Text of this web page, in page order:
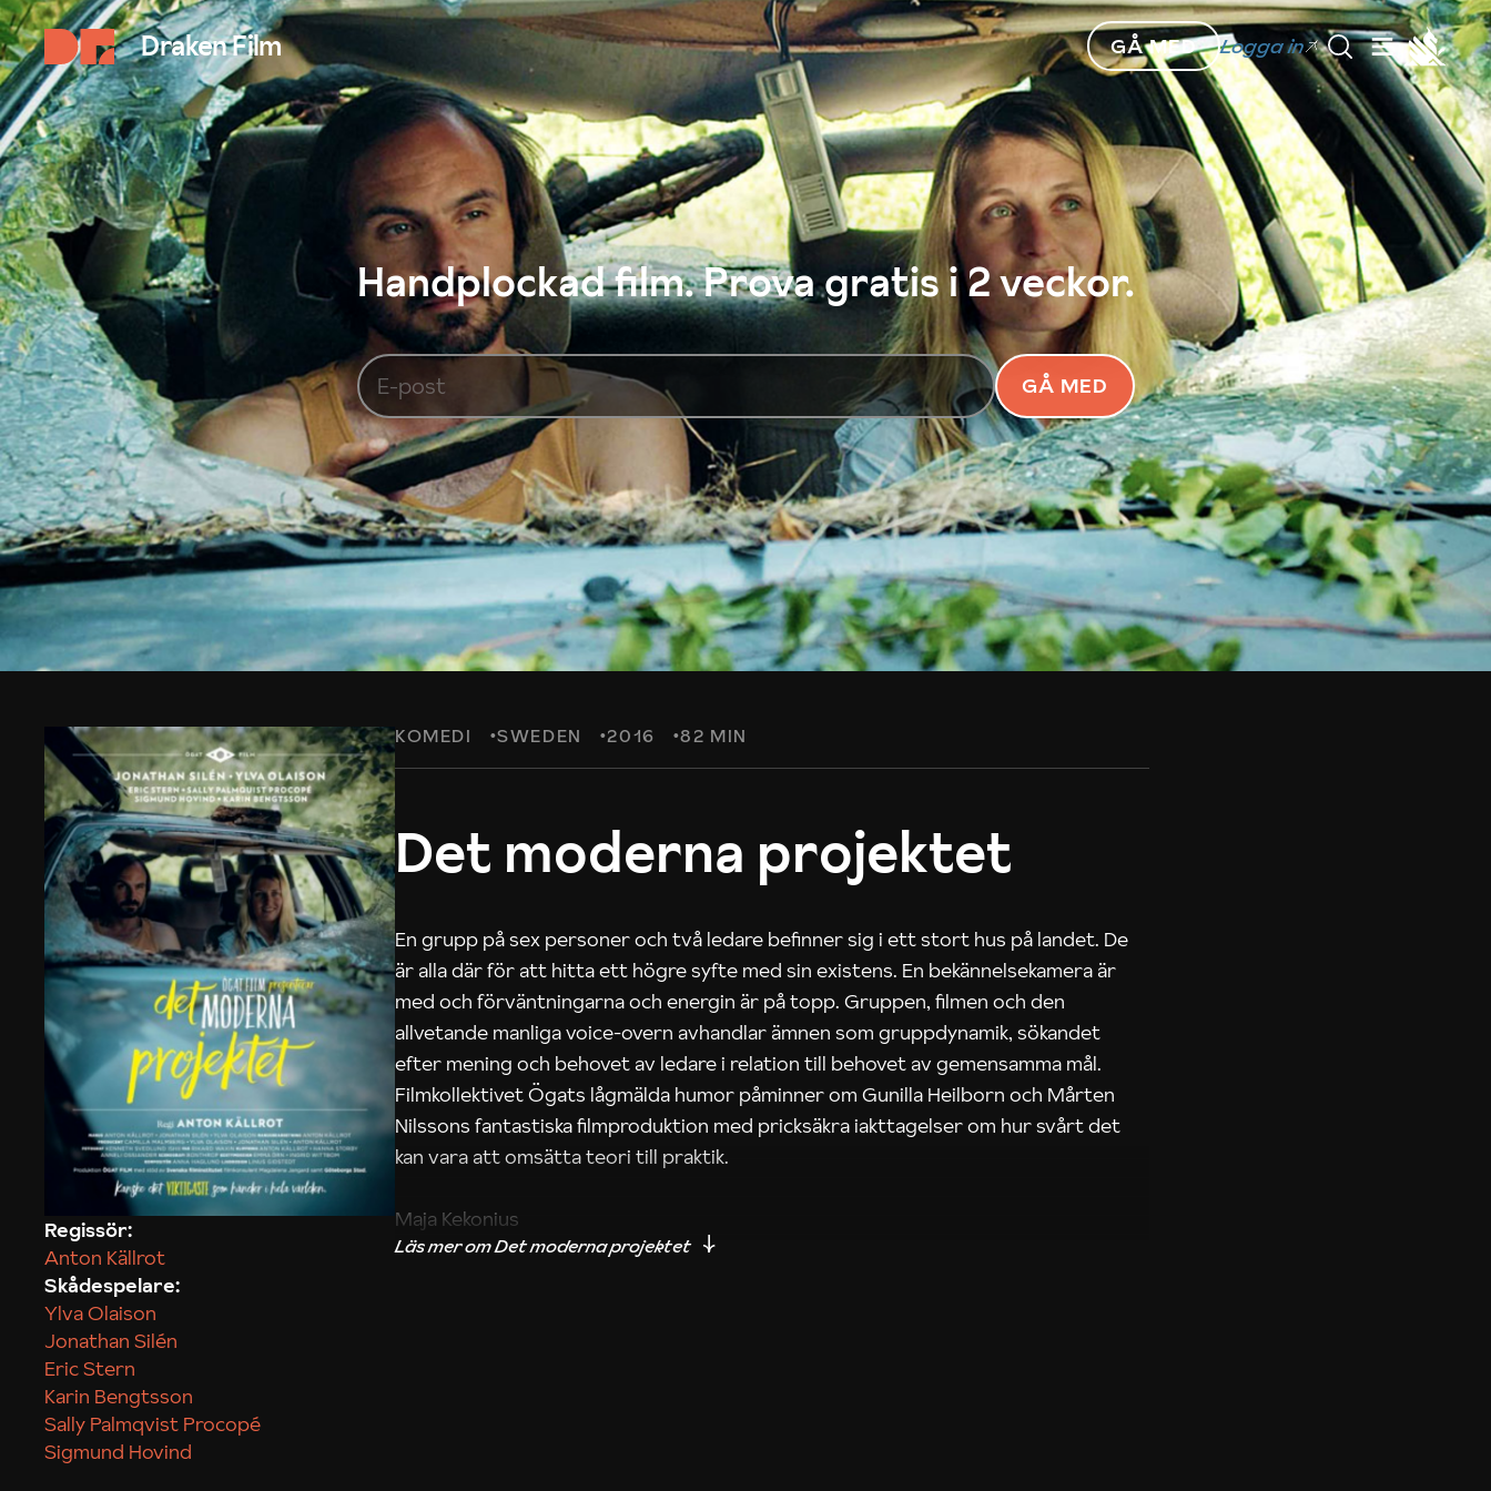
Draken Film GÅ MED Logga in
Handplockad film. Prova gratis i 2 veckor.
GÅ MED
KOMEDI SWEDEN 2016 82 MIN
Det moderna projektet
En grupp på sex personer och två ledare befinner sig i ett stort hus på landet. De
är alla där för att hitta ett högre syfte med sin existens. En bekännelsekamera är
med och förväntningarna och energin är på topp. Gruppen, filmen och den
allvetande manliga voice-overn avhandlar ämnen som gruppdynamik, sökandet
efter mening och behovet av ledare i relation till behovet av gemensamma mål.
Filmkollektivet Ögats lågmälda humor påminner om Gunilla Heilborn och Mårten
Nilssons fantastiska filmproduktion med pricksäkra iakttagelser om hur svårt det
kan vara att omsätta teori till praktik.
Maja Kekonius
Regissör:
Anton Källrot
Skådespelare:
Ylva Olaison
Jonathan Silén
Eric Stern
Karin Bengtsson
Sally Palmqvist Procopé
Sigmund Hovind